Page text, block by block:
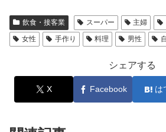
飲食・接客業 スーパー 主婦
女性
手作り 料理 男性
シェアする
X Facebook は